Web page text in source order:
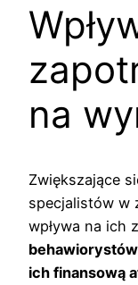
na
Zwiększające
specjalistów w
wpływa na ich
ich finansową